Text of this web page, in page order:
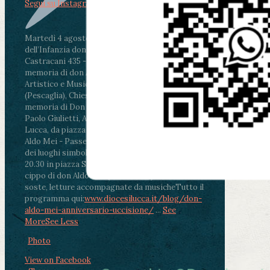
Martedì 4 agosto2026
ore 11:30 - Lucca, Scuola
dell’Infanzia don Aldo Mei - Viale Castruccio
Castracani 435 - Inaugurazione murales in
memoria di don Aldo Mei curato dal Liceo
Artistico e Musicale “Passaglia”
ore 18 - Fiano
(Pescaglia), Chiesa parrocchiale - Messa in
memoria di Don Aldo Mei celebrata da mons.
Paolo Giulietti, Arcivescovo di Lucca
ore 20.30 -
Lucca, da piazza San Michele al Cippo di don
Aldo Mei - Passeggiata della Memoria in alcuni
dei luoghi simbolo della città. Ritrovo alle ore
20.30 in piazza San Michele con conclusione al
cippo di don Aldo Mei (Porta Elisa). Durante le
soste, letture accompagnate da musicheTutto il
programma qui:www.diocesilucca.it/blog/don-
aldo-mei-anniversario-uccisione/ ... See
MoreSee Less
Photo
View on Facebook
Segui su Instagram